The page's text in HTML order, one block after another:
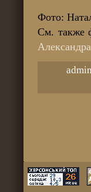
Фото:
См. также